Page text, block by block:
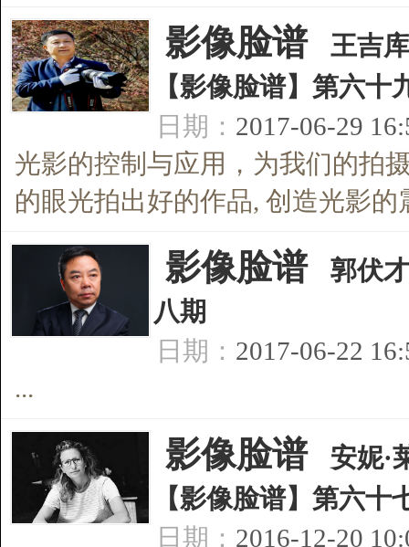
影像脸谱]
王吉
【影像脸谱】第六十
日期： 2017-06-29
光影的控制与应用，为我们的拍
的眼光拍出好的作品, 创造光影的
影像脸谱]
郭伏
八期
日期： 2017-06-22
...
影像脸谱]
安妮·
【影像脸谱】第六十
日期： 2016-12-20